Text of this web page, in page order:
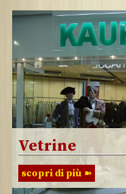
Vetrine
scopri di più